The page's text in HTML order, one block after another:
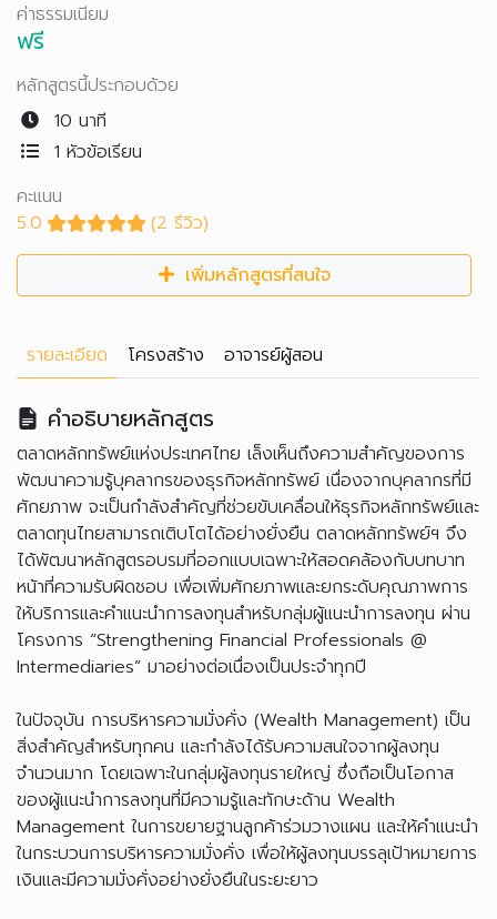
ค่าธรรมเนียม
ฟรี
หลักสูตรนี้ประกอบด้วย
10 นาที
1 หัวข้อเรียน
คะแนน
5.0
(2 รีวิว)
เพิ่มหลักสูตรที่สนใจ
รายละเอียด โครงสร้าง อาจารย์ผู้สอน
คำอธิบายหลักสูตร
ตลาดหลักทรัพย์แห่งประเทศไทย เล็งเห็นถึงความสำคัญของการ
พัฒนาความรู้บุคลากรของธุรกิจหลักทรัพย์ เนื่องจากบุคลากรที่มี
ศักยภาพ จะเป็นกำลังสำคัญที่ช่วยขับเคลื่อนให้ธุรกิจหลักทรัพย์และ
ตลาดทุนไทยสามารถเติบโตได้อย่างยั่งยืน ตลาดหลักทรัพย์ฯ จึง
ได้พัฒนาหลักสูตรอบรมที่ออกแบบเฉพาะให้สอดคล้องกับบทบาท
หน้าที่ความรับผิดชอบ เพื่อเพิ่มศักยภาพและยกระดับคุณภาพการ
ให้บริการและคำแนะนำการลงทุนสำหรับกลุ่มผู้แนะนำการลงทุน ผ่าน
โครงการ “Strengthening Financial Professionals @
Intermediaries” มาอย่างต่อเนื่องเป็นประจำทุกปี
ในปัจจุบัน การบริหารความมั่งคั่ง (Wealth Management) เป็น
สิ่งสำคัญสำหรับทุกคน และกำลังได้รับความสนใจจากผู้ลงทุน
จำนวนมาก โดยเฉพาะในกลุ่มผู้ลงทุนรายใหญ่ ซึ่งถือเป็นโอกาส
ของผู้แนะนำการลงทุนที่มีความรู้และทักษะด้าน Wealth
Management ในการขยายฐานลูกค้าร่วมวางแผน และให้คำแนะนำ
ในกระบวนการบริหารความมั่งคั่ง เพื่อให้ผู้ลงทุนบรรลุเป้าหมายการ
เงินและมีความมั่งคั่งอย่างยั่งยืนในระยะยาว